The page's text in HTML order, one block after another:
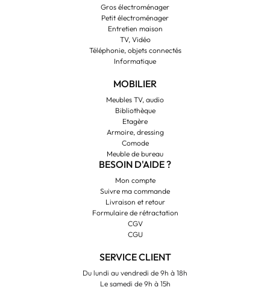
Gros électroménager
Petit électroménager
Entretien maison
TV, Vidéo
Téléphonie, objets connectés
Informatique
MOBILIER
Meubles TV, audio
Bibliothèque
Etagère
Armoire, dressing
Comode
Meuble de bureau
BESOIN D'AIDE ?
Mon compte
Suivre ma commande
Livraison et retour
Formulaire de rétractation
CGV
CGU
SERVICE CLIENT
Du lundi au vendredi de 9h à 18h
Le samedi de 9h à 15h